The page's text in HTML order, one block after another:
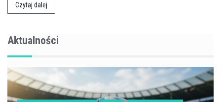
Czytaj dalej
Aktualności